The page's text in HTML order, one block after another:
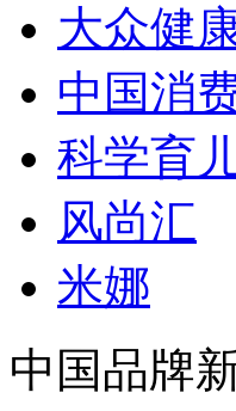
大众健
中国消
科学育
风尚汇
米娜
中国品牌